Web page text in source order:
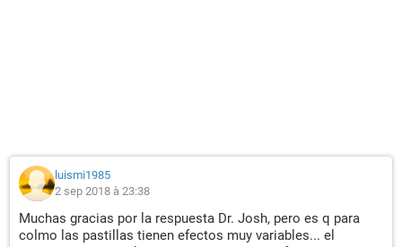
luismi1985
2 sep 2018 à 23:38
Muchas gracias por la respuesta Dr. Josh, pero es q para
colmo las pastillas tienen efectos muy variables... el